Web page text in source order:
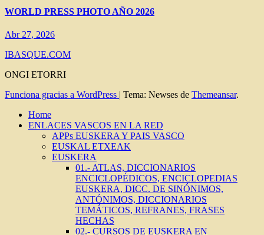
WORLD PRESS PHOTO AÑO 2026
Abr 27, 2026
IBASQUE.COM
ONGI ETORRI
Funciona gracias a WordPress | Tema: Newses de Themeansar.
Home
ENLACES VASCOS EN LA RED
APPs EUSKERA Y PAIS VASCO
EUSKAL ETXEAK
EUSKERA
01.- ATLAS, DICCIONARIOS
ENCICLOPÉDICOS, ENCICLOPEDIAS
EUSKERA, DICC. DE SINÓNIMOS,
ANTÓNIMOS, DICCIONARIOS
TEMÁTICOS, REFRANES, FRASES
HECHAS
02.- CURSOS DE EUSKERA EN